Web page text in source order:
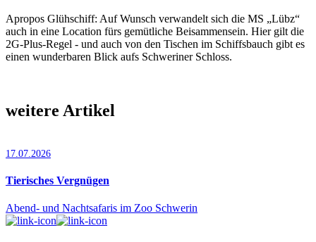
Apropos Glühschiff: Auf Wunsch verwandelt sich die MS „Lübz“
auch in eine Location fürs gemütliche Beisammensein. Hier gilt die
2G-Plus-Regel - und auch von den Tischen im Schiffsbauch gibt es
einen wunderbaren Blick aufs Schweriner Schloss.
weitere Artikel
17.07.2026
Tierisches Vergnügen
Abend- und Nachtsafaris im Zoo Schwerin